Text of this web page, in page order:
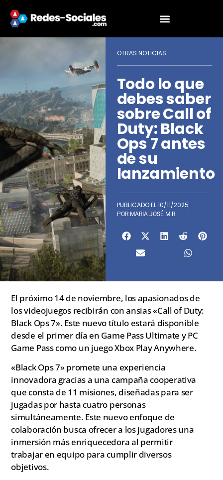
OTRAS NOTICIAS
Todo lo que
debes saber
sobre Call of
Duty: Black
Ops 7 antes
de su
lanzamiento
PUBLICADO EL10/11/2025
POR MARIA JOSÉ M.R.
El próximo 14 de noviembre, los apasionados de
los videojuegos recibirán con ansias «Call of Duty:
Black Ops 7». Este nuevo título estará disponible
desde el primer día en Game Pass Ultimate y PC
Game Pass como un juego Xbox Play Anywhere.
«Black Ops 7» promete una experiencia
innovadora gracias a una campaña cooperativa
que consta de 11 misiones, diseñadas para ser
jugadas por hasta cuatro personas
simultáneamente. Este nuevo enfoque de
colaboración busca ofrecer a los jugadores una
inmersión más enriquecedora al permitir
trabajar en equipo para cumplir diversos
objetivos.